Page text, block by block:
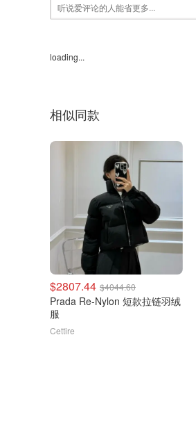
loading...
相似同款
$2807.44 $4044.60
Prada Re-Nylon 短款拉链羽绒
服
Cettire